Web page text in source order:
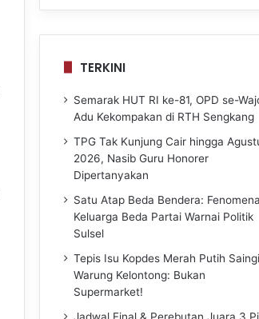
TERKINI
Semarak HUT RI ke-81, OPD se-
Adu Kekompakan di RTH Sengkang
TPG Tak Kunjung Cair hingga
2026, Nasib Guru Honorer
Dipertanyakan
Satu Atap Beda Bendera: Fenomena
Keluarga Beda Partai Warnai Politik
Sulsel
Tepis Isu Kopdes Merah Putih Saingi
Warung Kelontong: Bukan
Supermarket!
Jadwal Final & Perebutan Juara 3